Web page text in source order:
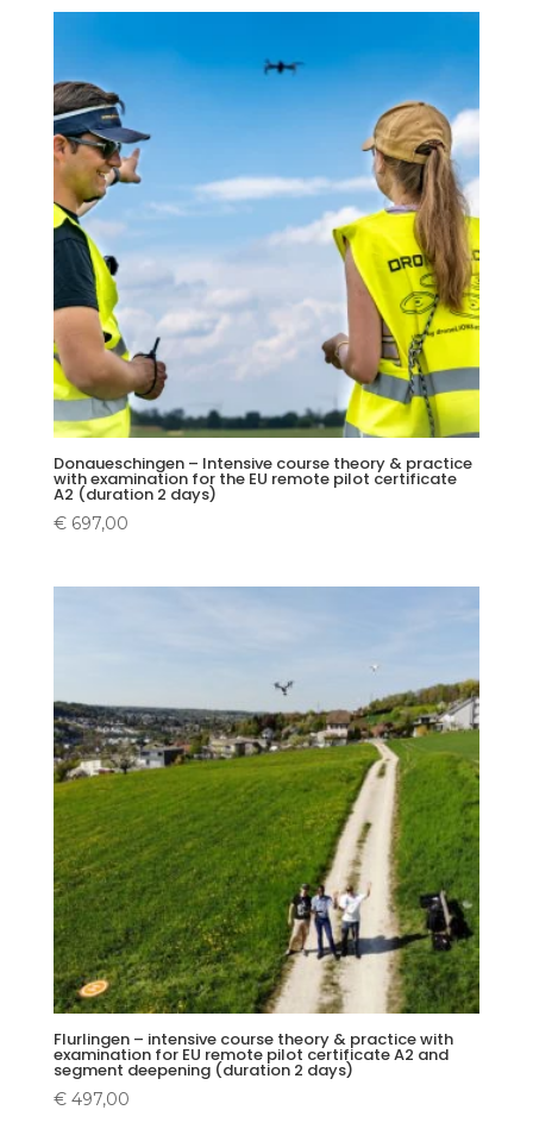
Donaueschingen – Intensive course theory & practice
with examination for the EU remote pilot certificate
A2 (duration 2 days)
€697,00
Flurlingen – intensive course theory & practice with
examination for EU remote pilot certificate A2 and
segment deepening (duration 2 days)
€497,00